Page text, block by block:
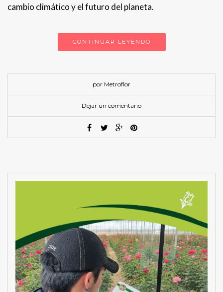
cambio climático y el futuro del planeta.
CONTINUAR LEYENDO
por Metroflor
Dejar un comentario